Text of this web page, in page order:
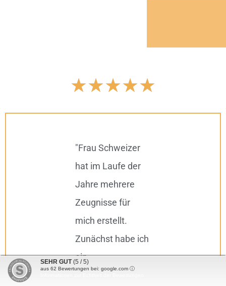
★★★★★
"Frau Schweizer
hat im Laufe der
Jahre mehrere
Zeugnisse für
mich erstellt.
Zunächst habe ich
ein
Zwischenzeugnis
SEHR GUT (5 / 5)
aus 62 Bewertungen bei: google.com ⓘ